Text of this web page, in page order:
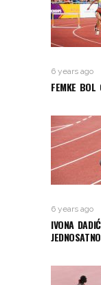
6 years ago
FEMKE BOL
6 years ago
IVONA